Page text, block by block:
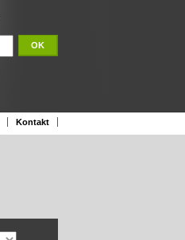
OK
Kontakt